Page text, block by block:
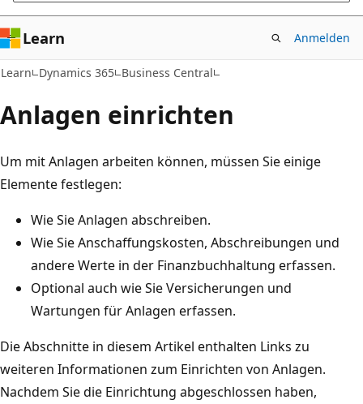
Learn Anmelden
Learn Dynamics 365 Business Central
Anlagen einrichten
Um mit Anlagen arbeiten können, müssen Sie einige
Elemente festlegen:
Wie Sie Anlagen abschreiben.
Wie Sie Anschaffungskosten, Abschreibungen und
andere Werte in der Finanzbuchhaltung erfassen.
Optional auch wie Sie Versicherungen und
Wartungen für Anlagen erfassen.
Die Abschnitte in diesem Artikel enthalten Links zu
weiteren Informationen zum Einrichten von Anlagen.
Nachdem Sie die Einrichtung abgeschlossen haben,